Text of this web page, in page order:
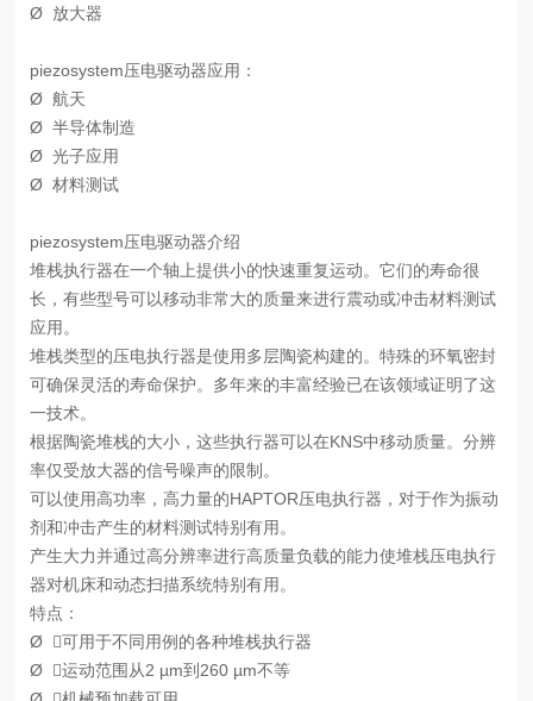
Ø 放大器
piezosystem压电驱动器应用：
Ø 航天
Ø 半导体制造
Ø 光子应用
Ø 材料测试
piezosystem压电驱动器介绍
堆栈执行器在一个轴上提供小的快速重复运动。它们的寿命很
长，有些型号可以移动非常大的质量来进行震动或冲击材料测试
应用。
堆栈类型的压电执行器是使用多层陶瓷构建的。特殊的环氧密封
可确保灵活的寿命保护。多年来的丰富经验已在该领域证明了这
一技术。
根据陶瓷堆栈的大小，这些执行器可以在KNS中移动质量。分辨
率仅受放大器的信号噪声的限制。
可以使用高功率，高力量的HAPTOR压电执行器，对于作为振动
剂和冲击产生的材料测试特别有用。
产生大力并通过高分辨率进行高质量负载的能力使堆栈压电执行
器对机床和动态扫描系统特别有用。
特点：
Ø 可用于不同用例的各种堆栈执行器
Ø 运动范围从2 µm到260 µm不等